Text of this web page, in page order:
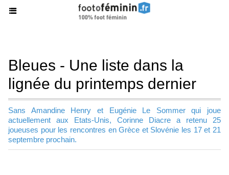
Bleues - Une liste dans la
lignée du printemps dernier
Sans Amandine Henry et Eugénie Le Sommer qui joue
actuellement aux Etats-Unis, Corinne Diacre a retenu 25
joueuses pour les rencontres en Grèce et Slovénie les 17 et 21
septembre prochain.